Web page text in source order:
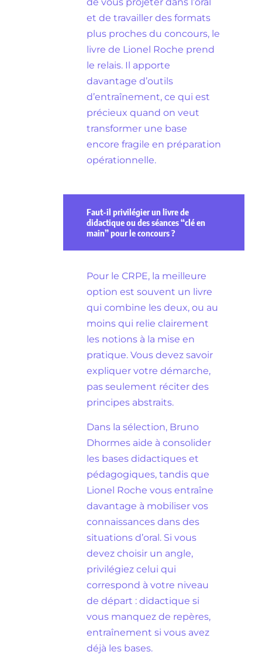
et de travailler des formats
plus proches du concours, le
livre de Lionel Roche prend
le relais. Il apporte
davantage d’outils
d’entraînement, ce qui est
précieux quand on veut
transformer une base
encore fragile en préparation
opérationnelle.
Faut-il privilégier un livre de
didactique ou des séances “clé en
main” pour le concours ?
Pour le CRPE, la meilleure
option est souvent un livre
qui combine les deux, ou au
moins qui relie clairement
les notions à la mise en
pratique. Vous devez savoir
expliquer votre démarche,
pas seulement réciter des
principes abstraits.
Dans la sélection, Bruno
Dhormes aide à consolider
les bases didactiques et
pédagogiques, tandis que
Lionel Roche vous entraîne
davantage à mobiliser vos
connaissances dans des
situations d’oral. Si vous
devez choisir un angle,
privilégiez celui qui
correspond à votre niveau
de départ : didactique si
vous manquez de repères,
entraînement si vous avez
déjà les bases.